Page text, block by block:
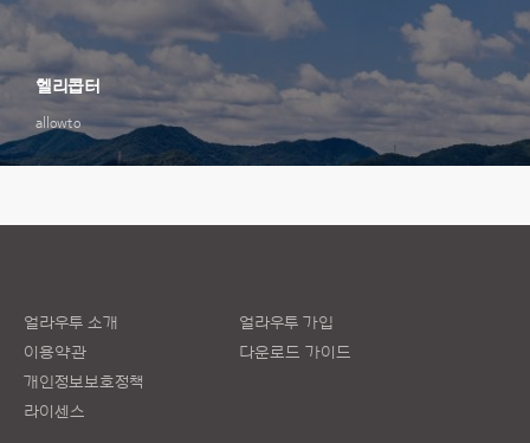
allowto
헬리콥터
얼라우투 소개
이용약관
개인정보보호정책
라이센스
얼라우투 가입
다운로드 가이드